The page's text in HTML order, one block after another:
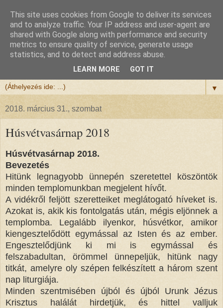
Félix atya
Szeretettel köszöntöm a honlapomra ellátogatót.
▼
2018. március 31., szombat
Húsvétvasárnap 2018
Húsvétvasárnap 2018.
Bevezetés
Hitünk legnagyobb ünnepén szeretettel köszöntök
minden templomunkban megjelent hívőt.
A vidékről feljött szeretteiket meglátogató híveket is.
Azokat is, akik kis fontolgatás után, mégis eljönnek a
templomba. Legalább ilyenkor, húsvétkor, amikor
kiengesztelődött egymással az Isten és az ember.
Engesztelődjünk ki mi is egymással és
felszabadultan, örömmel ünnepeljük, hitünk nagy
titkát, amelyre oly szépen felkészített a három szent
nap liturgiája.
Minden szentmisében újból és újból Urunk Jézus
Krisztus halálát hirdetjük, és hittel valljuk
This site uses cookies from Google to deliver its services
and to analyze traffic. Your IP address and user-agent are
shared with Google along with performance and security
metrics to ensure quality of service, generate usage
statistics, and to detect and address abuse.
LEARN MORE GOT IT